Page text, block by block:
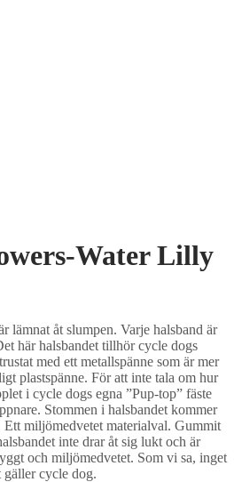
Water Lilly
lämnat åt slumpen. Varje halsband är
här halsbandet tillhör cycle dogs
med ett metallspänne som är mer
plastspänne. För att inte tala om hur
i cycle dogs egna ”Pup-top” fäste
Stommen i halsbandet kommer
Ett miljömedvetet materialval. Gummit
inte drar åt sig lukt och är
och miljömedvetet. Som vi sa, inget
gäller cycle dog.